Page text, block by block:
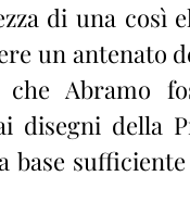
di una così
un antenato
Abramo
disegni della